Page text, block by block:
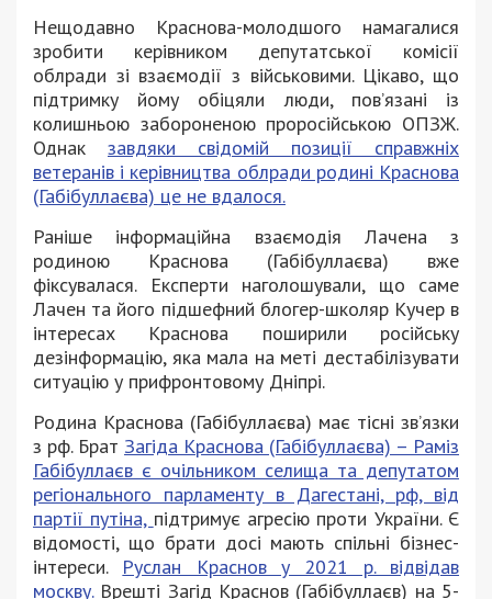
Нещодавно Краснова-молодшого намагалися
зробити керівником депутатської комісії
облради зі взаємодії з військовими. Цікаво, що
підтримку йому обіцяли люди, пов’язані із
колишньою забороненою проросійською ОПЗЖ.
Однак завдяки свідомій позиції справжніх
ветеранів і керівництва облради родині Краснова
(Габібуллаєва) це не вдалося.
Раніше інформаційна взаємодія Лачена з
родиною Краснова (Габібуллаєва) вже
фіксувалася. Експерти наголошували, що саме
Лачен та його підшефний блогер-школяр Кучер в
інтересах Краснова поширили російську
дезінформацію, яка мала на меті дестабілізувати
ситуацію у прифронтовому Дніпрі.
Родина Краснова (Габібуллаєва) має тісні зв’язки
з рф. Брат Загіда Краснова (Габібуллаєва) – Раміз
Габібуллаєв є очільником селища та депутатом
регіонального парламенту в Дагестані, рф, від
партії путіна, підтримує агресію проти України. Є
відомості, що брати досі мають спільні бізнес-
інтереси. Руслан Краснов у 2021 р. відвідав
москву.Врешті Загід Краснов (Габібуллаєв) на 5-